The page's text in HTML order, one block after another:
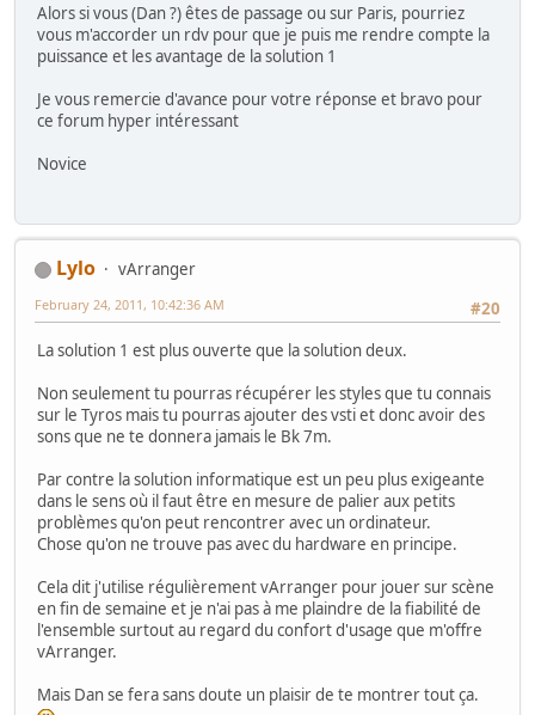
Alors si vous (Dan ?) êtes de passage ou sur Paris, pourriez
vous m'accorder un rdv pour que je puis me rendre compte la
puissance et les avantage de la solution 1
Je vous remercie d'avance pour votre réponse et bravo pour
ce forum hyper intéressant
Novice
Lylo
vArranger
#20
February 24, 2011, 10:42:36 AM
La solution 1 est plus ouverte que la solution deux.
Non seulement tu pourras récupérer les styles que tu connais
sur le Tyros mais tu pourras ajouter des vsti et donc avoir des
sons que ne te donnera jamais le Bk 7m.
Par contre la solution informatique est un peu plus exigeante
dans le sens où il faut être en mesure de palier aux petits
problèmes qu'on peut rencontrer avec un ordinateur.
Chose qu'on ne trouve pas avec du hardware en principe.
Cela dit j'utilise régulièrement vArranger pour jouer sur scène
en fin de semaine et je n'ai pas à me plaindre de la fiabilité de
l'ensemble surtout au regard du confort d'usage que m'offre
vArranger.
Mais Dan se fera sans doute un plaisir de te montrer tout ça.